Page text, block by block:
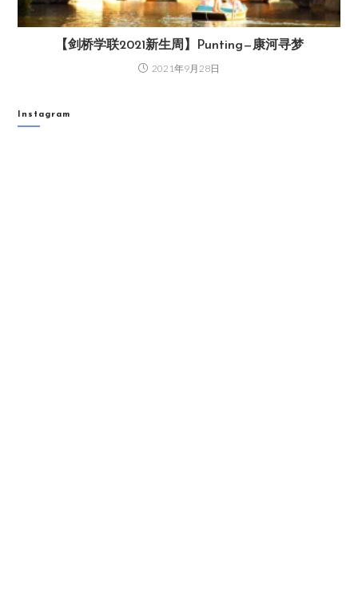
【剑桥学联2021新生周】Punting—康河寻梦
2021年9月28日
Instagram